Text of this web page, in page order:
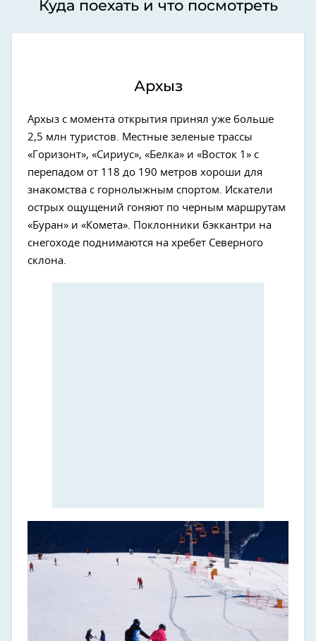
Куда поехать и что посмотреть
Архыз
Архыз с момента открытия принял уже больше
2,5 млн туристов. Местные зеленые трассы
«Горизонт», «Сириус», «Белка» и «Восток 1» с
перепадом от 118 до 190 метров хороши для
знакомства с горнолыжным спортом. Искатели
острых ощущений гоняют по черным маршрутам
«Буран» и «Комета». Поклонники бэккантри на
снегоходе поднимаются на хребет Северного
склона.